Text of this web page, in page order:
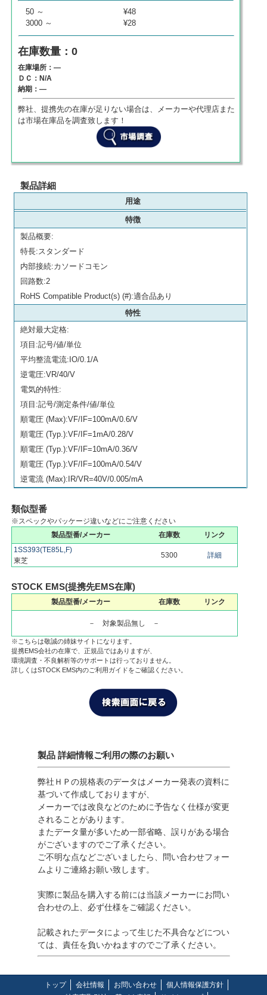
50 ～
3000 ～
¥48
¥28
在庫数量：0
在庫場所：―
ＤＣ：N/A
納期：―
弊社、提携先の在庫が足りない場合は、メーカーや代理店また
は市場在庫品を調査致します！
製品詳細
用途
特徴
製品概要:
特長:スタンダード
内部接続:カソードコモン
回路数:2
RoHS Compatible Product(s) (#):適合品あり
特性
絶対最大定格:
項目:記号/値/単位
平均整流電流:IO/0.1/A
逆電圧:VR/40/V
電気的特性:
項目:記号/測定条件/値/単位
順電圧 (Max):VF/IF=100mA/0.6/V
順電圧 (Typ.):VF/IF=1mA/0.28/V
順電圧 (Typ.):VF/IF=10mA/0.36/V
順電圧 (Typ.):VF/IF=100mA/0.54/V
逆電流 (Max):IR/VR=40V/0.005/mA
類似型番
※スペックやパッケージ違いなどにご注意ください
製品型番/メーカー
在庫数
リンク
1SS393(TE85L,F)
東芝
5300 詳細
STOCK EMS(提携先EMS在庫)
製品型番/メーカー 在庫数 リンク
－ 対象製品無し －
※こちらは敬誠の姉妹サイトになります。
提携EMS会社の在庫で、正規品ではありますが、
環境調査・不良解析等のサポートは行っておりません。
詳しくはSTOCK EMS内のご利用ガイドをご確認ください。
製品 詳細情報ご利用の際のお願い
弊社ＨＰの規格表のデータはメーカー発表の資料に
基づいて作成しておりますが、
メーカーでは改良などのために予告なく仕様が変更
されることがあります。
またデータ量が多いため一部省略、誤りがある場合
がございますのでご了承ください。
ご不明な点などございましたら、問い合わせフォー
ムよりご連絡お願い致します。
実際に製品を購入する前には当該メーカーにお問い
合わせの上、必ず仕様をご確認ください。
記載されたデータによって生じた不具合などについ
ては、責任を負いかねますのでご了承ください。
トップ 会社情報 お問い合わせ
個人情報保護方針